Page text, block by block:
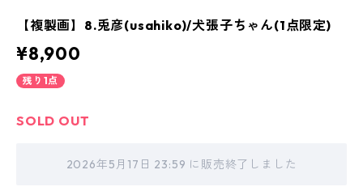
【複製画】8.兎彦(usahiko)/犬張子ちゃん(1点限定)
¥8,900
残り1点
SOLD OUT
2026年5月17日 23:59 に販売終了しました